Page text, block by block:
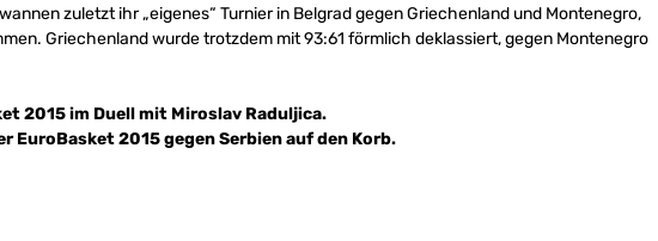
zuletzt ihr „eigenes“ Turnier in Belgrad gegen Griechenland und Montenegro,
Griechenland wurde trotzdem mit 93:61 förmlich deklassiert, gegen Montenegro
2015 im Duell mit Miroslav Raduljica.
2015 gegen Serbien auf den Korb.